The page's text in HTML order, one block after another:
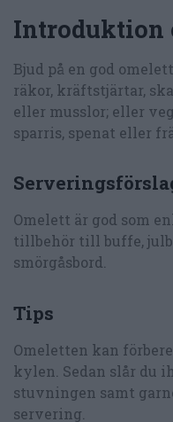
Introduktion
Bjud på en god
räkor, kräftstjärtar,
eller musslor; eller
sparris, spenat eller
Omelett är god som
tillbehör till buffe,
smörgåsbord.
Tips
Omeletten kan
kylen. Sedan slår du
stuvningen samt
servering.